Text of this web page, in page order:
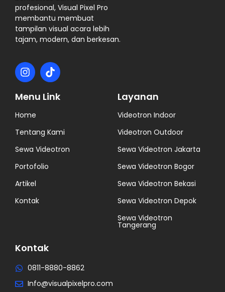
profesional, Visual Pixel Pro
membantu membuat
tampilan visual acara lebih
tajam, modern, dan berkesan.
Menu Link
Home
Tentang Kami
Sewa Videotron
Portofolio
Artikel
Kontak
Layanan
Videotron Indoor
Videotron Outdoor
Sewa Videotron Jakarta
Sewa Videotron Bogor
Sewa Videotron Bekasi
Sewa Videotron Depok
Sewa Videotron
Tangerang
Kontak
0811-8880-8862
Info@visualpixelpro.com